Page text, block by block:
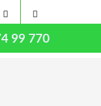
99 770